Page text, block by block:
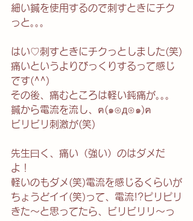
細い鍼を使用するので刺すときにチク
っと｡｡｡
はい♡刺すときにチクっとしました(笑)
痛いというよりびっくりするって感じ
です(^^)
その後、痛むところは軽い鈍痛が｡｡｡
鍼から電流を流し、ฅ(๑⊙д⊙๑)ฅ
ビリビリ刺激が(笑)
先生曰く、痛い（強い）のはダメだ
よ！
軽いのもダメ(笑)電流を感じるくらいが
ちょうどイイ(笑)って、電流!?ピリピリ
きた～と思ってたら、ビリビリリ～っ